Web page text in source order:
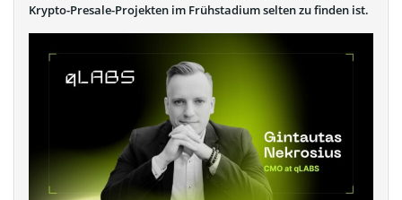
Krypto-Presale-Projekten im Frühstadium selten zu finden ist.